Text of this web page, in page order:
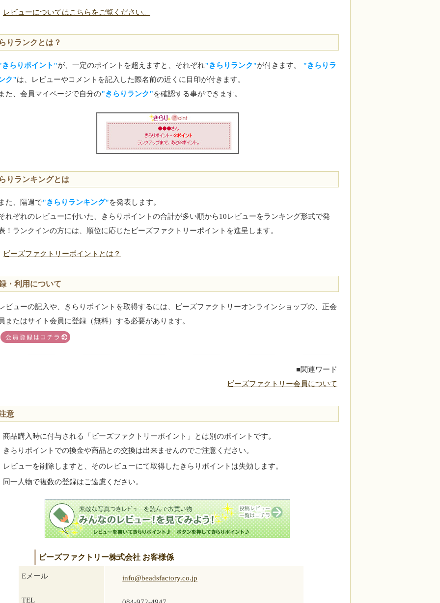
レビューについてはこちらをご覧ください。
りランクとは？
らりポイント"が、一定のポイントを超えますと、それぞれ"きらりランク"が付きます。
"きらりラ
ク"は、レビューやコメントを記入した際名前の近くに目印が付きます。
た、会員マイページで自分の"きらりランク"を確認する事ができます。
りランキングとは
た、隔週で"きらりランキング"を発表します。
れぞれのレビューに付いた、きらりポイントの合計が多い順から10レビューをランキング形式で発
！ランクインの方には、順位に応じたビーズファクトリーポイントを進呈します。
ビーズファクトリーポイントとは？
・利用について
ビューの記入や、きらりポイントを取得するには、ビーズファクトリーオンラインショップの、正会
またはサイト会員に登録（無料）する必要があります。
■関連ワード
ビーズファクトリー会員について
意
商品購入時に付与される「ビーズファクトリーポイント」とは別のポイントです。
きらりポイントでの換金や商品との交換は出来ませんのでご注意ください。
レビューを削除しますと、そのレビューにて取得したきらりポイントは失効します。
同一人物で複数の登録はご遠慮ください。
ビーズファクトリー株式会社 お客様係
Eメール info@beadsfactory.co.jp
TEL